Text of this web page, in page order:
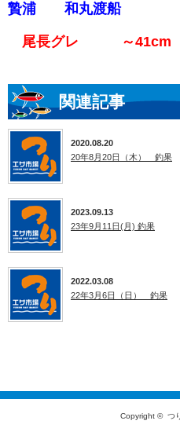
贄浦 和丸渡船
尾長グレ ～
関連記事
2020.08.20
20年8月20日（木） 釣果
2023.09.13
23年9月11日(月) 釣果
2022.03.08
22年3月6日（日） 釣果
Copyright © つ